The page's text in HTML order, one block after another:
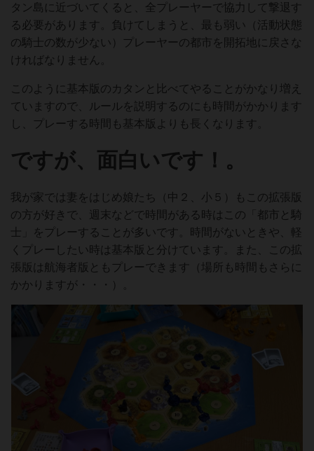
タン島に近づいてくると、全プレーヤーで協力して撃退す
る必要があります。負けてしまうと、最も弱い（活動状態
の騎士の数が少ない）プレーヤーの都市を開拓地に戻さな
ければなりません。
このように基本版のカタンと比べてやることがかなり増え
ていますので、ルールを説明するのにも時間がかかります
し、プレーする時間も基本版よりも長くなります。
ですが、面白いです！。
我が家では妻をはじめ娘たち（中２、小５）もこの拡張版
の方が好きで、週末などで時間がある時はこの「都市と騎
士」をプレーすることが多いです。時間がないときや、軽
くプレーしたい時は基本版と分けています。また、この拡
張版は航海者版ともプレーできます（場所も時間もさらに
かかりますが・・・）。